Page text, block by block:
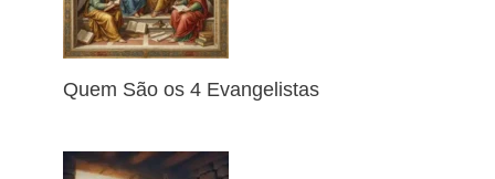
Quem São os 4 Evangelistas